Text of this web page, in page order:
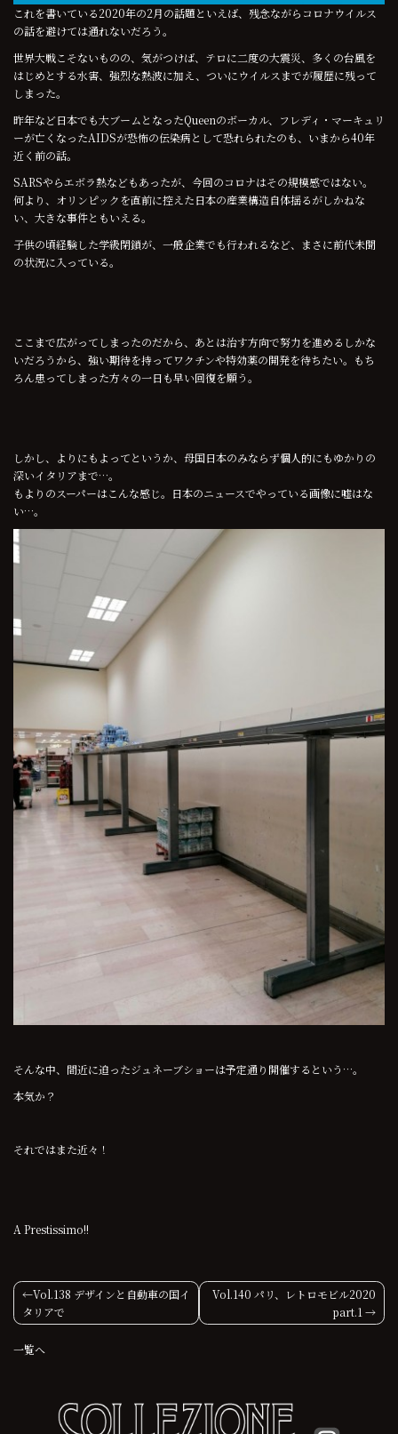
これを書いている2020年の2月の話題といえば、残念ながらコロナウイルス
の話を避けては通れないだろう。
世界大戦こそないものの、気がつけば、テロに二度の大震災、多くの台風を
はじめとする水害、強烈な熱波に加え、ついにウイルスまでが履歴に残って
しまった。
昨年など日本でも大ブームとなったQueenのボーカル、フレディ・マーキュリ
ーが亡くなったAIDSが恐怖の伝染病として恐れられたのも、いまから40年
近く前の話。
SARSやらエボラ熱などもあったが、今回のコロナはその規模感ではない。
何より、オリンピックを直前に控えた日本の産業構造自体揺るがしかねな
い、大きな事件ともいえる。
子供の頃経験した学級閉鎖が、一般企業でも行われるなど、まさに前代未聞
の状況に入っている。
ここまで広がってしまったのだから、あとは治す方向で努力を進めるしかな
いだろうから、強い期待を持ってワクチンや特効薬の開発を待ちたい。もち
ろん患ってしまった方々の一日も早い回復を願う。
しかし、よりにもよってというか、母国日本のみならず個人的にもゆかりの
深いイタリアまで…。
もよりのスーパーはこんな感じ。日本のニュースでやっている画像に嘘はな
い…。
そんな中、間近に迫ったジュネーブショーは予定通り開催するという…。
本気か？
それではまた近々！
A Prestissimo!!
投
稿
ナ
Vol.138 デザインと自動車の国イ
タリアで
Vol.140 パリ、レトロモビル2020
part.1
一覧へ